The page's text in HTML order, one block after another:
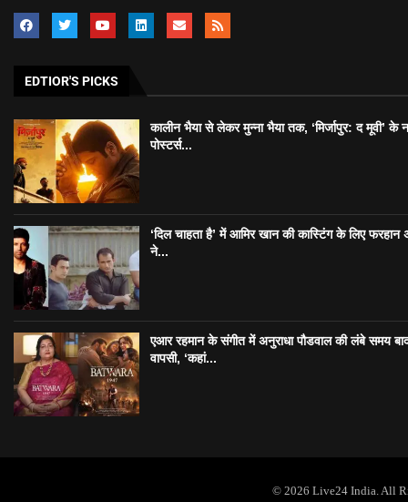
EDTIOR'S PICKS
कालीन भैया से लेकर मुन्ना भैया तक, ‘मिर्जापुर: द मूवी’ के
पोस्टर्स...
‘दिल चाहता है’ में आमिर खान की कास्टिंग के लिए फरहान
ने...
एआर रहमान के संगीत में अनुराधा पौडवाल की लंबे समय
वापसी, ‘कहां...
© 2026 Live24 India. All